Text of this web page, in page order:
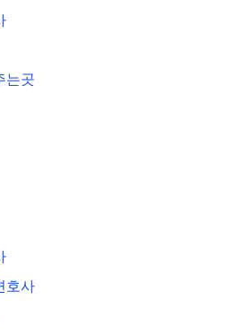
는곳
호사